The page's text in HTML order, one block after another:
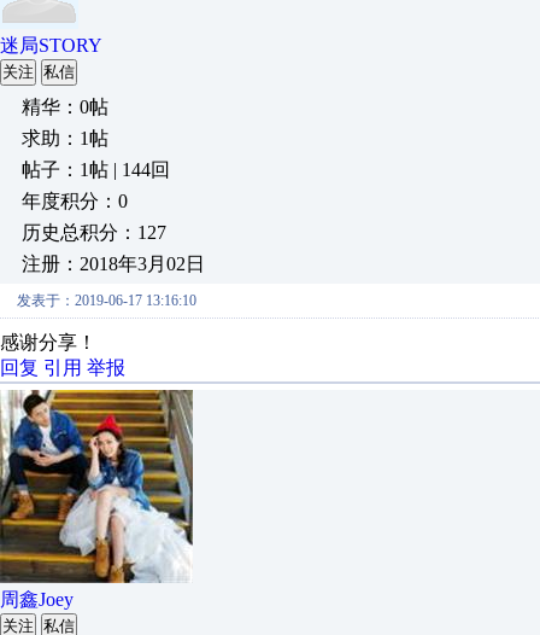
迷局STORY
关注 私信
精华：0帖
求助：1帖
帖子：1帖 | 144回
年度积分：0
历史总积分：127
注册：2018年3月02日
发表于：2019-06-17 13:16:10
感谢分享！
回复 引用 举报
周鑫Joey
关注 私信